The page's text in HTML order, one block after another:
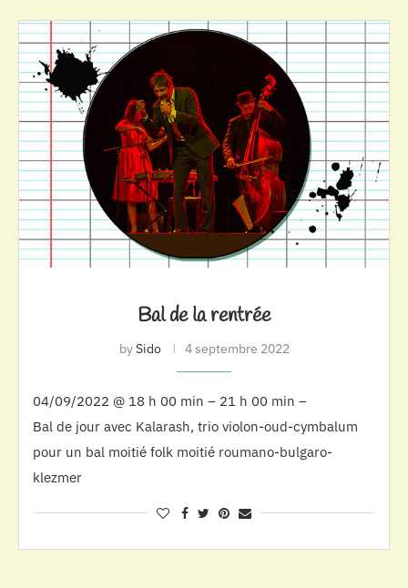
Bal de la rentrée
bySido 4 septembre 2022
04/09/2022 @ 18 h 00 min – 21 h 00 min –
Bal de jour avec Kalarash, trio violon-oud-cymbalum
pour un bal moitié folk moitié roumano-bulgaro-
klezmer